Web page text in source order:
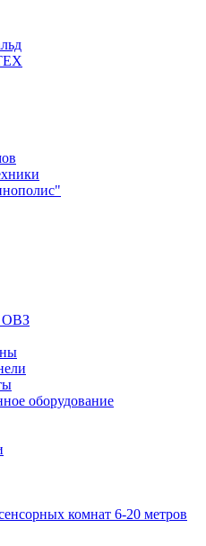
ОВЗ
оборудование
комнат 6-20 метров